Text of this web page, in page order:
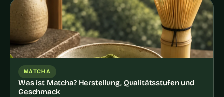
MATCHA
Was ist Matcha? Herstellung, Qualitätsstufen und
Geschmack